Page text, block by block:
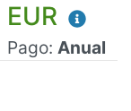
EUR
Pago: Anual